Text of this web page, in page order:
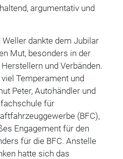
argumentativ und
dankte dem Jubilar
Mut, besonders in der
und Verbänden.
Temperament und
Peter, Autohändler und
für
(BFC),
Engagement für den
für die BFC. Anstelle
hatte sich das